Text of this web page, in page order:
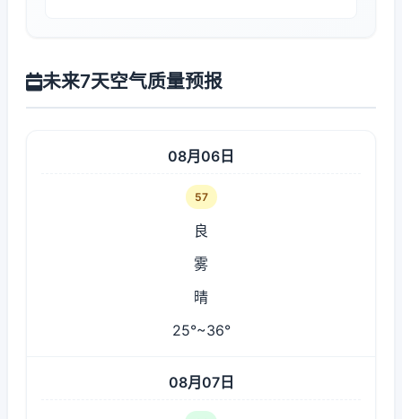
未来7天空气质量预报
08月06日
57
良
雾
晴
25°~36°
08月07日